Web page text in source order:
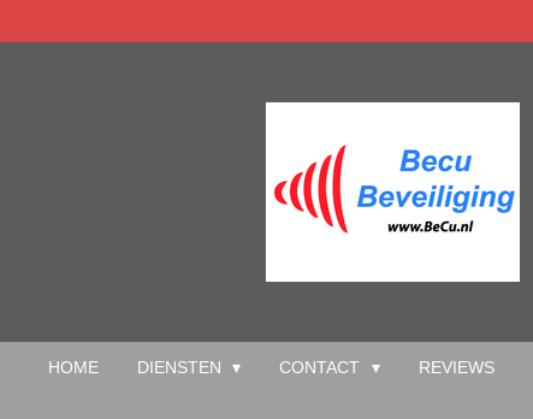
direct
HOME DIENSTEN CONTACT REVIEWS